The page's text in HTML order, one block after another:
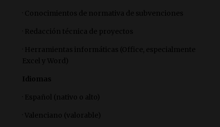
· Conocimientos de normativa de subvenciones
· Redacción técnica de proyectos
· Herramientas informáticas (Office, especialmente
Excel y Word)
Idiomas
· Español (nativo o alto)
· Valenciano (valorable)